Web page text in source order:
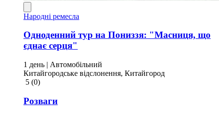
Народні ремесла
Одноденний тур на Пониззя: "Масниця, що
єднає серця"
1 день | Автомобільний
Китайгородське відслонення, Китайгород
5 (0)
Розваги